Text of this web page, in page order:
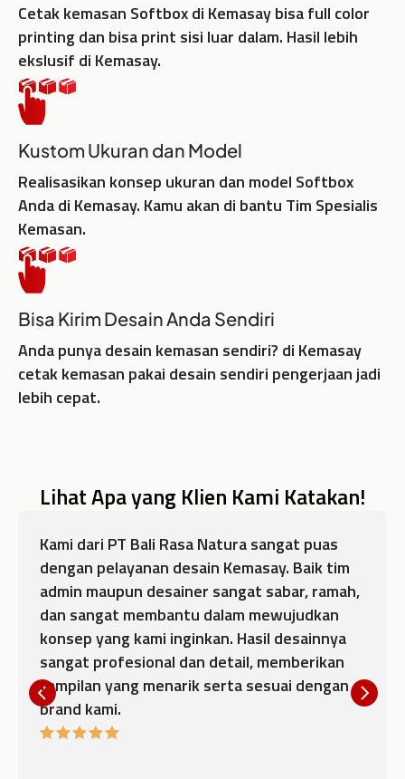
Cetak kemasan Softbox di Kemasay bisa full color
printing dan bisa print sisi luar dalam. Hasil lebih
ekslusif di Kemasay.
Kustom Ukuran dan Model
Realisasikan konsep ukuran dan model Softbox
Anda di Kemasay. Kamu akan di bantu Tim Spesialis
Kemasan.
Bisa Kirim Desain Anda Sendiri
Anda punya desain kemasan sendiri? di Kemasay
cetak kemasan pakai desain sendiri pengerjaan jadi
lebih cepat.
Lihat Apa yang Klien Kami Katakan!
Kami dari PT Bali Rasa Natura sangat puas
dengan pelayanan desain Kemasay. Baik tim
admin maupun desainer sangat sabar, ramah,
dan sangat membantu dalam mewujudkan
konsep yang kami inginkan. Hasil desainnya
sangat profesional dan detail, memberikan
tampilan yang menarik serta sesuai dengan
brand kami.